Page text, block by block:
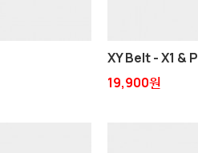
XY Belt - X1 &
19,900원